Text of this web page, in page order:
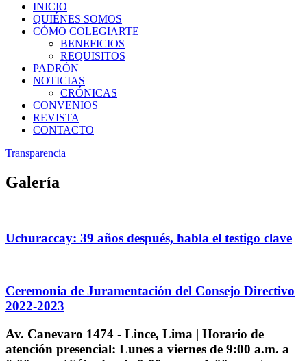
INICIO
QUIÉNES SOMOS
CÓMO COLEGIARTE
BENEFICIOS
REQUISITOS
PADRÓN
NOTICIAS
CRÓNICAS
CONVENIOS
REVISTA
CONTACTO
Transparencia
Galería
Uchuraccay: 39 años después, habla el testigo clave
Ceremonia de Juramentación del Consejo Directivo
2022-2023
Av. Canevaro 1474 - Lince, Lima | Horario de
atención presencial: Lunes a viernes de 9:00 a.m. a